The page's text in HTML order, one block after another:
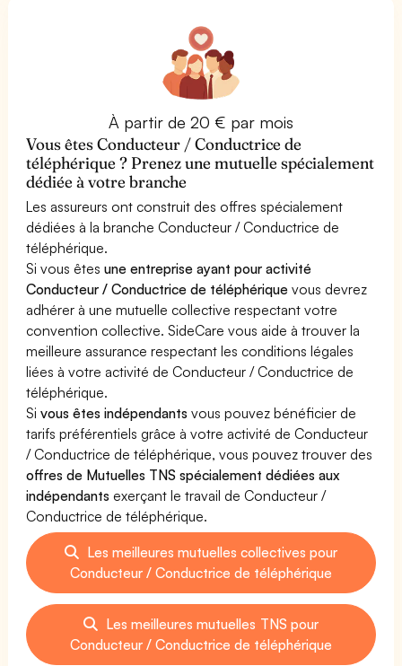
À partir de 20 € par mois
Vous êtes Conducteur / Conductrice de
téléphérique ? Prenez une mutuelle spécialement
dédiée à votre branche
Les assureurs ont construit des offres spécialement
dédiées à la branche Conducteur / Conductrice de
téléphérique.
Si vous êtesune entreprise ayant pour activité
Conducteur / Conductrice de téléphérique vous devrez
adhérer à une mutuelle collective respectant votre
convention collective. SideCare vous aide à trouver la
meilleure assurance respectant les conditions légales
liées à votre activité de Conducteur / Conductrice de
téléphérique.
Sivous êtes indépendants vous pouvez bénéficier de
tarifs préférentiels grâce à votre activité de Conducteur
/ Conductrice de téléphérique, vous pouvez trouver des
offres de Mutuelles TNS spécialement dédiées aux
indépendants exerçant le travail de Conducteur /
Conductrice de téléphérique.
Les meilleures mutuelles collectives pour
Conducteur / Conductrice de téléphérique
Les meilleures mutuelles TNS pour
Conducteur / Conductrice de téléphérique